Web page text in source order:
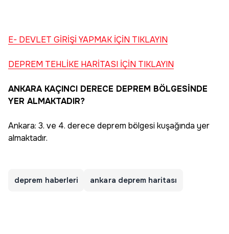
E- DEVLET GİRİŞİ YAPMAK İÇİN TIKLAYIN
DEPREM TEHLİKE HARİTASI İÇİN TIKLAYIN
ANKARA KAÇINCI DERECE DEPREM BÖLGESİNDE
YER ALMAKTADIR?
Ankara: 3. ve 4. derece deprem bölgesi kuşağında yer
almaktadır.
deprem haberleri ankara deprem haritası